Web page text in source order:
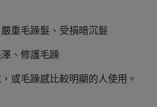
重毛躁髮、受損暗沉髮
、修護毛躁
或毛躁感比較明顯的人使用。